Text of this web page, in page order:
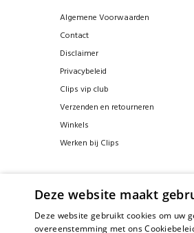
Algemene Voorwaarden
Contact
Disclaimer
Privacybeleid
Clips vip club
Verzenden en retourneren
Winkels
Werken bij Clips
Deze website maakt
Deze website gebruikt cookies om uw
overeenstemming met ons